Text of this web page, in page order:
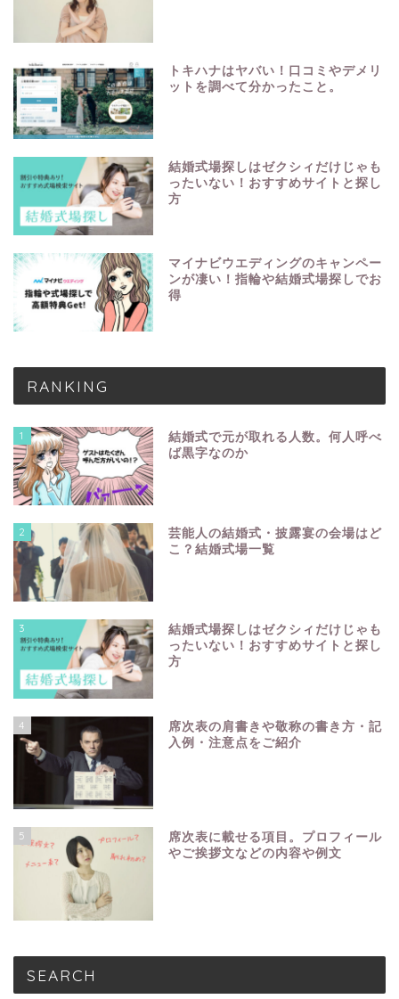
トキハナはヤバい！口コミやデメリ
ットを調べて分かったこと。
結婚式場探しはゼクシィだけじゃも
ったいない！おすすめサイトと探し
方
マイナビウエディングのキャンペー
ンが凄い！指輪や結婚式場探しでお
得
RANKING
1
結婚式で元が取れる人数。何人呼べ
ば黒字なのか
2
芸能人の結婚式・披露宴の会場はど
こ？結婚式場一覧
3
結婚式場探しはゼクシィだけじゃも
ったいない！おすすめサイトと探し
方
4
席次表の肩書きや敬称の書き方・記
入例・注意点をご紹介
5
席次表に載せる項目。プロフィール
やご挨拶文などの内容や例文
SEARCH